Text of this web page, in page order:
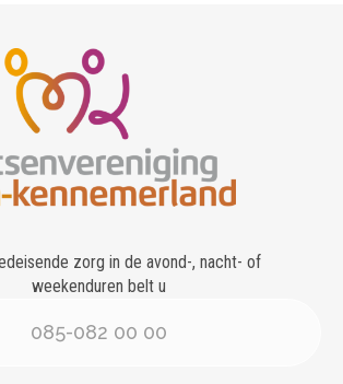
zorg in de avond-, nacht- of
weekenduren belt u
085-082 00 00